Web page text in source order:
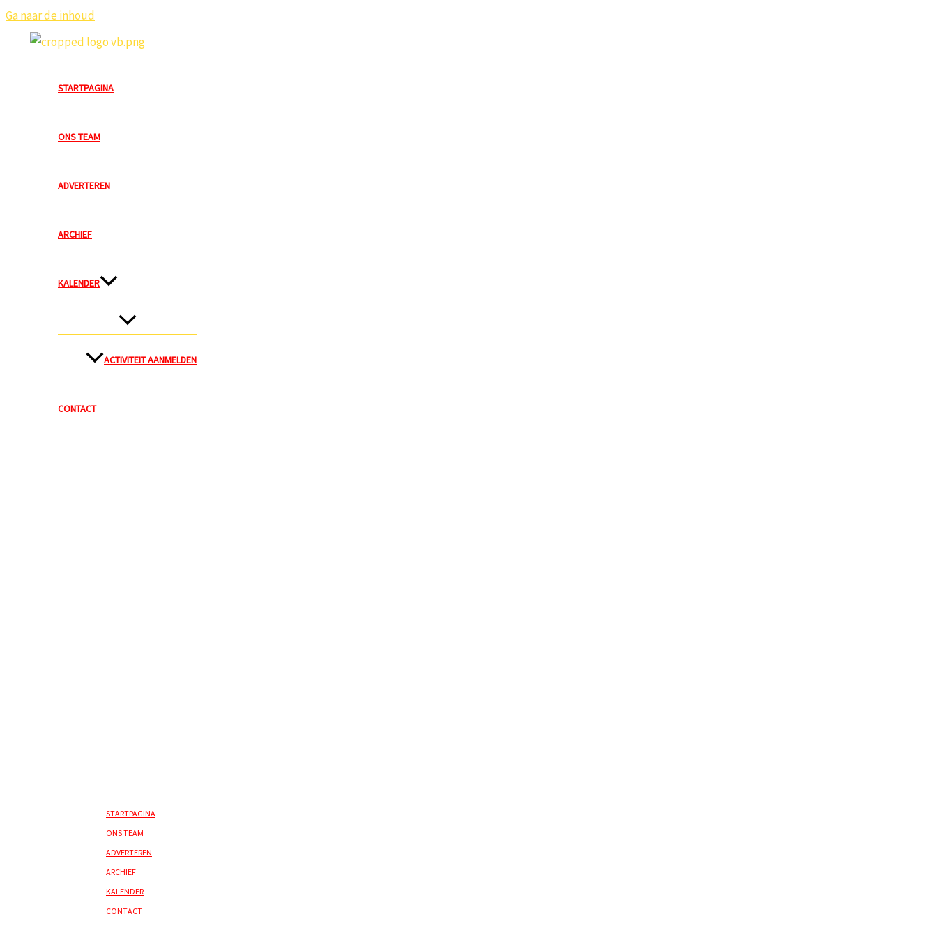
Ga naar de inhoud
STARTPAGINA
ONS TEAM
ADVERTEREN
ARCHIEF
KALENDER
ACTIVITEIT AANMELDEN
CONTACT
STARTPAGINA
ONS TEAM
ADVERTEREN
ARCHIEF
KALENDER
CONTACT